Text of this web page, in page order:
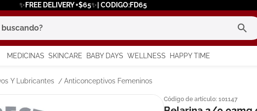
✨FREE DELIVERY +$65✨| CODIGO:FD65
MEDICINAS SKINCARE BABY DAYS WELLNESS HAPPY TIME
Y Lubricantes Anticonceptivos Femeninos
Código de artículo: 101147
más buscados